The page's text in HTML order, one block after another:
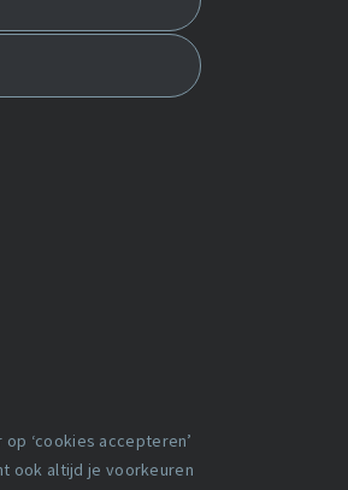
‘cookies accepteren’
ook altijd je voorkeuren